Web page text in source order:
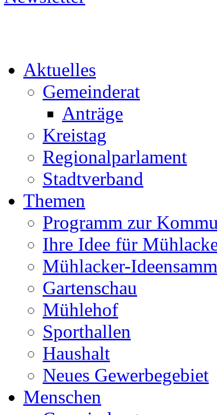
Aktuelles
Gemeinderat
Anträge
Kreistag
Regionalparlament
Stadtverband
Themen
Programm zur
Ihre Idee für
Mühlacker-
Gartenschau
Mühlehof
Sporthallen
Haushalt
Neues Gewerbegebiet
Menschen